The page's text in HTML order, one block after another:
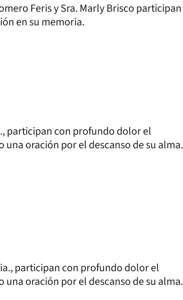
Feris y Sra. Marly Brisco participan
en su memoria.
participan con profundo dolor el
oración por el descanso de su alma.
participan con profundo dolor el
oración por el descanso de su alma.